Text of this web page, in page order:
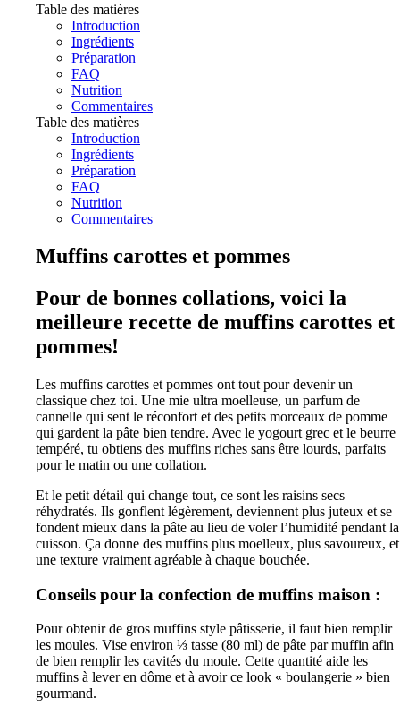
Table des matières
Introduction
Ingrédients
Préparation
FAQ
Nutrition
Commentaires
Table des matières
Introduction
Ingrédients
Préparation
FAQ
Nutrition
Commentaires
Muffins carottes et pommes
Pour de bonnes collations, voici la
meilleure recette de muffins carottes et
pommes!
Les muffins carottes et pommes ont tout pour devenir un
classique chez toi. Une mie ultra moelleuse, un parfum de
cannelle qui sent le réconfort et des petits morceaux de pomme
qui gardent la pâte bien tendre. Avec le yogourt grec et le beurre
tempéré, tu obtiens des muffins riches sans être lourds, parfaits
pour le matin ou une collation.
Et le petit détail qui change tout, ce sont les raisins secs
réhydratés. Ils gonflent légèrement, deviennent plus juteux et se
fondent mieux dans la pâte au lieu de voler l’humidité pendant la
cuisson. Ça donne des muffins plus moelleux, plus savoureux, et
une texture vraiment agréable à chaque bouchée.
Conseils pour la confection de muffins maison :
Pour obtenir de gros muffins style pâtisserie, il faut bien remplir
les moules. Vise environ ⅓ tasse (80 ml) de pâte par muffin afin
de bien remplir les cavités du moule. Cette quantité aide les
muffins à lever en dôme et à avoir ce look « boulangerie » bien
gourmand.